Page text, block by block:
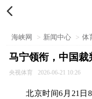

海峡网 > 新闻中心 > 体
马宁领衔，中国裁
央视体育 2026-06-21 10:26
北京时间6月21日